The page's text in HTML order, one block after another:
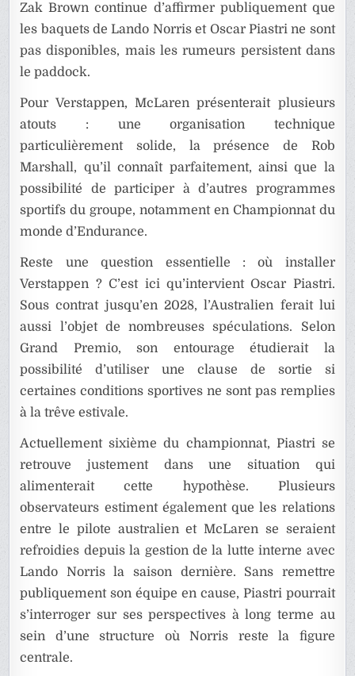
Zak Brown continue d’affirmer publiquement que
les baquets de Lando Norris et Oscar Piastri ne sont
pas disponibles, mais les rumeurs persistent dans
le paddock.
Pour Verstappen, McLaren présenterait plusieurs
atouts : une organisation technique
particulièrement solide, la présence de Rob
Marshall, qu’il connaît parfaitement, ainsi que la
possibilité de participer à d’autres programmes
sportifs du groupe, notamment en Championnat du
monde d’Endurance.
Reste une question essentielle : où installer
Verstappen ? C’est ici qu’intervient Oscar Piastri.
Sous contrat jusqu’en 2028, l’Australien ferait lui
aussi l’objet de nombreuses spéculations. Selon
Grand Premio, son entourage étudierait la
possibilité d’utiliser une clause de sortie si
certaines conditions sportives ne sont pas remplies
à la trêve estivale.
Actuellement sixième du championnat, Piastri se
retrouve justement dans une situation qui
alimenterait cette hypothèse. Plusieurs
observateurs estiment également que les relations
entre le pilote australien et McLaren se seraient
refroidies depuis la gestion de la lutte interne avec
Lando Norris la saison dernière. Sans remettre
publiquement son équipe en cause, Piastri pourrait
s’interroger sur ses perspectives à long terme au
sein d’une structure où Norris reste la figure
centrale.